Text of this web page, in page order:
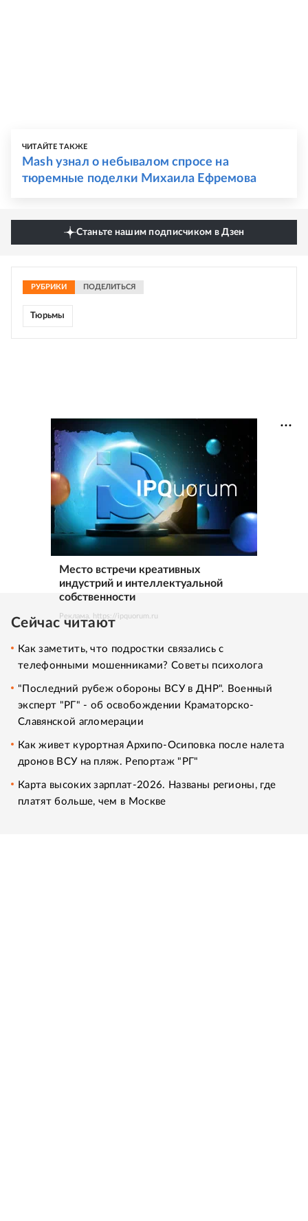
ЧИТАЙТЕ ТАКЖЕ
Mash узнал о небывалом спросе на
тюремные поделки Михаила Ефремова
Станьте нашим подписчиком в Дзен
РУБРИКИ ПОДЕЛИТЬСЯ
Тюрьмы
Место встречи креативных
индустрий и интеллектуальной
собственности
Реклама. https://ipquorum.ru
Сейчас читают
Как заметить, что подростки связались с
телефонными мошенниками? Советы психолога
"Последний рубеж обороны ВСУ в ДНР". Военный
эксперт "РГ" - об освобождении Краматорско-
Славянской агломерации
Как живет курортная Архипо-Осиповка после налета
дронов ВСУ на пляж. Репортаж "РГ"
Карта высоких зарплат-2026. Названы регионы, где
платят больше, чем в Москве